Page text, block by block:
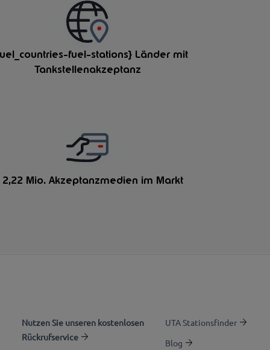
fuel-stations} Länder mit
Tankstellenakzeptanz
2,22 Mio. Akzeptanzmedien im Markt
Nutzen Sie unseren kostenlosen
Rückrufservice
UTA Stationsfinder
Blog